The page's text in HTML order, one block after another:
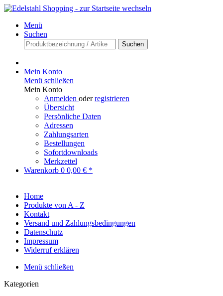
Menü
Suchen
Suchen
Mein Konto
Menü schließen
Mein Konto
Anmelden oderregistrieren
Übersicht
Persönliche Daten
Adressen
Zahlungsarten
Bestellungen
Sofortdownloads
Merkzettel
Warenkorb 0 0,00 € *
Home
Produkte von A - Z
Kontakt
Versand und Zahlungsbedingungen
Datenschutz
Impressum
Widerruf erklären
Menü schließen
Kategorien